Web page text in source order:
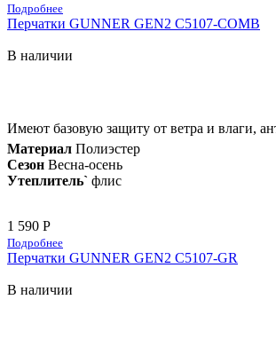
Подробнее
Перчатки GUNNER GEN2 C5107-COMB
В наличии
Имеют базовую защиту от ветра и влаги,
Материал Полиэстер
Сезон Весна-осень
Утеплитель` флис
1 590 Р
Подробнее
Перчатки GUNNER GEN2 C5107-GR
В наличии